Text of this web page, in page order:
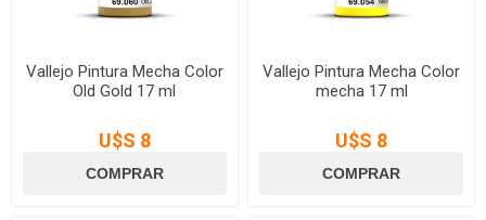
Vallejo Pintura Mecha Color
Old Gold 17 ml
U$S 8
Vallejo Pintura Mecha Color
mecha 17 ml
U$S 8